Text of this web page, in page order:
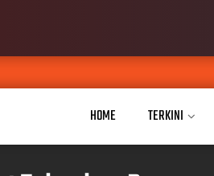
HOME TERKINI